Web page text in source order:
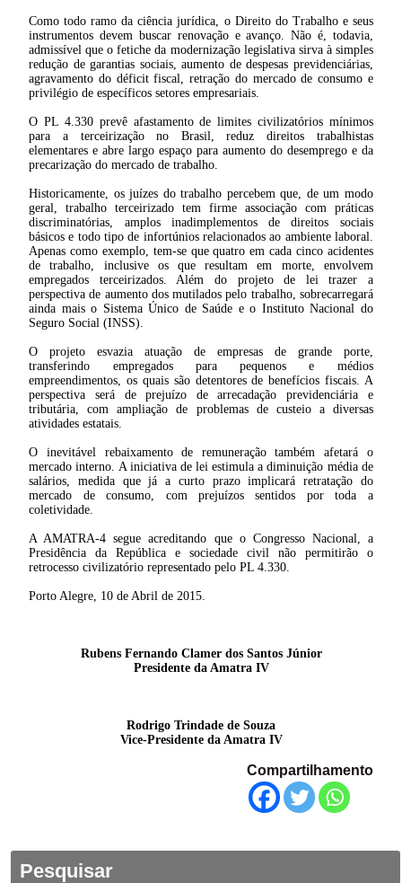
Como todo ramo da ciência jurídica, o Direito do Trabalho e seus
instrumentos devem buscar renovação e avanço. Não é, todavia,
admissível que o fetiche da modernização legislativa sirva à simples
redução de garantias sociais, aumento de despesas previdenciárias,
agravamento do déficit fiscal, retração do mercado de consumo e
privilégio de específicos setores empresariais.
O PL 4.330 prevê afastamento de limites civilizatórios mínimos
para a terceirização no Brasil, reduz direitos trabalhistas
elementares e abre largo espaço para aumento do desemprego e da
precarização do mercado de trabalho.
Historicamente, os juízes do trabalho percebem que, de um modo
geral, trabalho terceirizado tem firme associação com práticas
discriminatórias, amplos inadimplementos de direitos sociais
básicos e todo tipo de infortúnios relacionados ao ambiente laboral.
Apenas como exemplo, tem-se que quatro em cada cinco acidentes
de trabalho, inclusive os que resultam em morte, envolvem
empregados terceirizados. Além do projeto de lei trazer a
perspectiva de aumento dos mutilados pelo trabalho, sobrecarregará
ainda mais o Sistema Único de Saúde e o Instituto Nacional do
Seguro Social (INSS).
O projeto esvazia atuação de empresas de grande porte,
transferindo empregados para pequenos e médios
empreendimentos, os quais são detentores de benefícios fiscais. A
perspectiva será de prejuízo de arrecadação previdenciária e
tributária, com ampliação de problemas de custeio a diversas
atividades estatais.
O inevitável rebaixamento de remuneração também afetará o
mercado interno. A iniciativa de lei estimula a diminuição média de
salários, medida que já a curto prazo implicará retratação do
mercado de consumo, com prejuízos sentidos por toda a
coletividade.
A AMATRA-4 segue acreditando que o Congresso Nacional, a
Presidência da República e sociedade civil não permitirão o
retrocesso civilizatório representado pelo PL 4.330.
Porto Alegre, 10 de Abril de 2015.
Rubens Fernando Clamer dos Santos Júnior
Presidente da Amatra IV
Rodrigo Trindade de Souza
Vice-Presidente da Amatra IV
Compartilhamento
Pesquisar